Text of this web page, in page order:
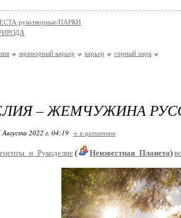
рукотворные/ПАРКИ
мраморный карьер карьер горный парк
– ЖЕМЧУЖИНА
2022 г. 04:19 + в цитатник
( Неизвестная_Планета)